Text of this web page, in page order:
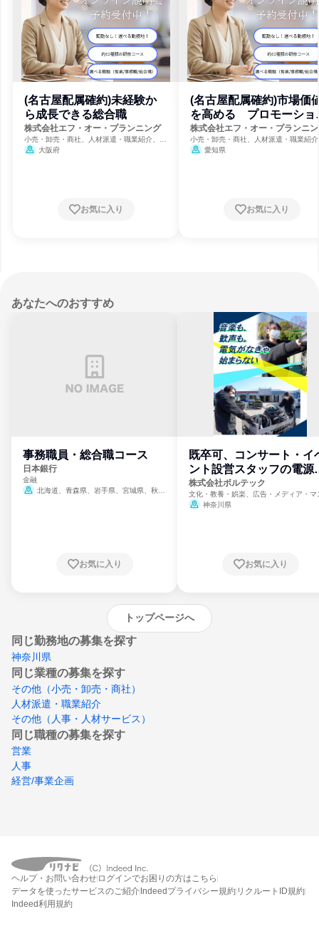
(名古屋配属確約)未経験か
ら成長できる総合職
株式会社エフ・オー・プランニング
小売・卸売・商社、人材派遣・職業紹介、人
事・人材サービス
大阪府
お気に入り
(名古屋配属確約)市場価
を高める プロモーショ
職
株式会社エフ・オー・プランニ
小売・卸売・商社、人材派遣・職業紹
事・人材サービス
愛知県
お気に入り
あなたへのおすすめ
事務職員・総合職コース
日本銀行
金融
北海道、青森県、岩手県、宮城県、秋田
崎県、熊本県、大分県、宮崎県、鹿児島県、
お気に入り
既卒可、コンサート・イ
ント設営スタッフの電源
門
株式会社ボルテック
文化・教養・娯楽、広告・メディア・マ
ミ、電力・ガス・水道・エネルギー
神奈川県
お気に入り
トップページへ
同じ勤務地の募集を探す
神奈川県
同じ業種の募集を探す
その他（小売・卸売・商社）
人材派遣・職業紹介
その他（人事・人材サービス）
同じ職種の募集を探す
営業
人事
経営/事業企画
ヘルプ・お問い合わせ ログインでお困りの方はこちら
データを使ったサービスのご紹介Indeedプライバシー規約 リクルートID規約
Indeed利用規約